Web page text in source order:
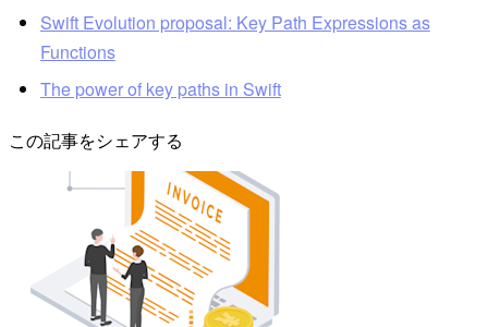
Swift Evolution proposal: Key Path Expressions as
Functions
The power of key paths in Swift
この記事をシェアする